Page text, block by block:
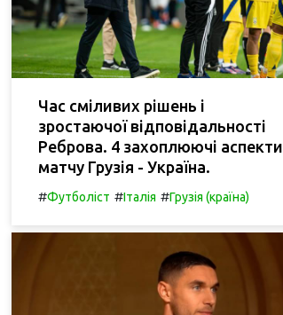
Час сміливих рішень і
зростаючої відповідальності
Реброва. 4 захоплюючі аспекти
матчу Грузія - Україна.
#Футболіст #Італія #Грузія (країна)